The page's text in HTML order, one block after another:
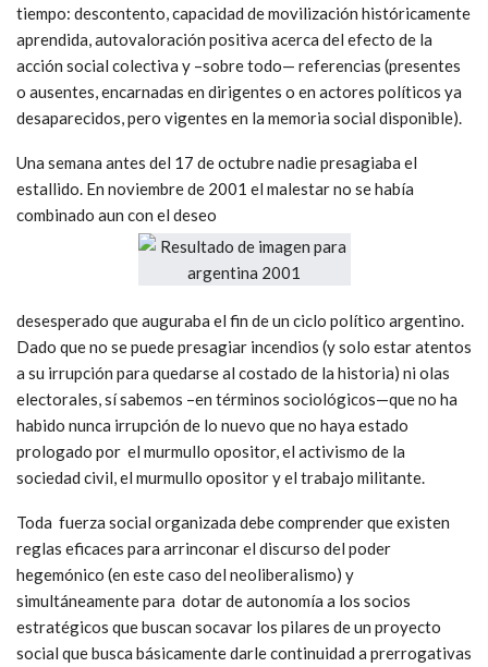
tiempo: descontento, capacidad de movilización históricamente
aprendida, autovaloración positiva acerca del efecto de la
acción social colectiva y –sobre todo— referencias (presentes
o ausentes, encarnadas en dirigentes o en actores políticos ya
desaparecidos, pero vigentes en la memoria social disponible).
Una semana antes del 17 de octubre nadie presagiaba el
estallido. En noviembre de 2001 el malestar no se había
combinado aun con el deseo
desesperado que auguraba el fin de un ciclo político argentino.
Dado que no se puede presagiar incendios (y solo estar atentos
a su irrupción para quedarse al costado de la historia) ni olas
electorales, sí sabemos –en términos sociológicos—que no ha
habido nunca irrupción de lo nuevo que no haya estado
prologado por el murmullo opositor, el activismo de la
sociedad civil, el murmullo opositor y el trabajo militante.
Toda fuerza social organizada debe comprender que existen
reglas eficaces para arrinconar el discurso del poder
hegemónico (en este caso del neoliberalismo) y
simultáneamente para dotar de autonomía a los socios
estratégicos que buscan socavar los pilares de un proyecto
social que busca básicamente darle continuidad a prerrogativas